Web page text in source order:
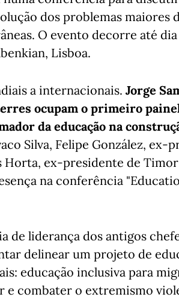
dos problemas maiores
O evento decorre até
Lisboa.
a internacionais. Jorge
ocupam o primeiro
da educação na
Silva, Felipe González,
Horta, ex-presidente de
na conferência
de liderança dos antigos
delinear um projeto de
educação inclusiva para
e combater o extremismo